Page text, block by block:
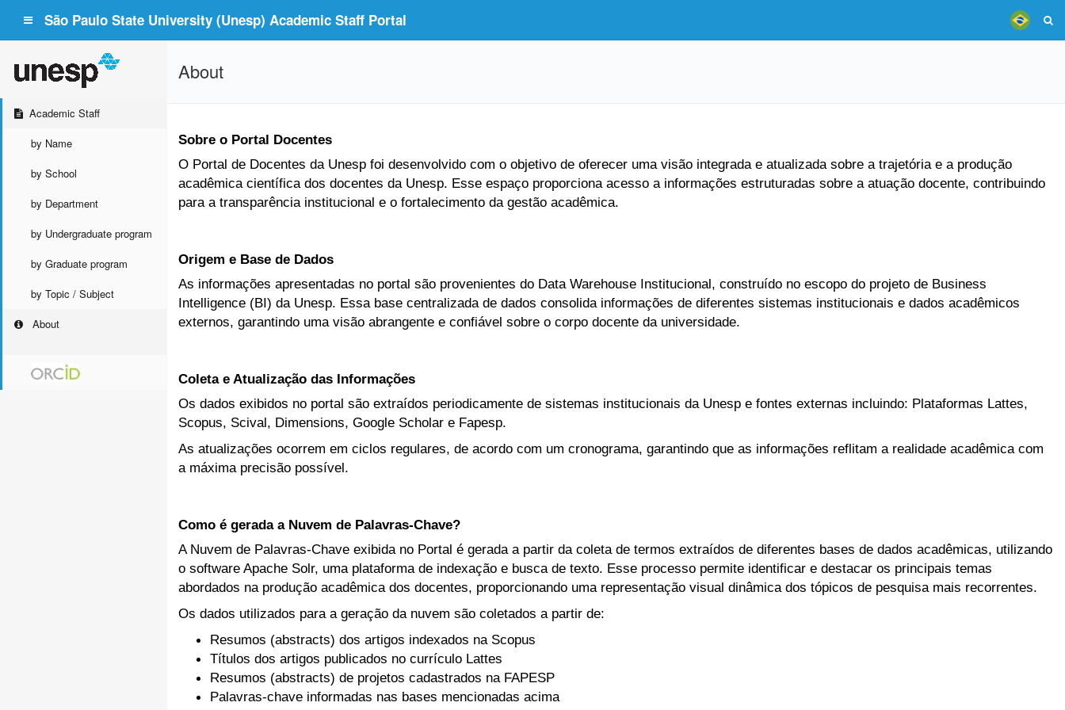
São Paulo State University (Unesp) Academic Staff Portal
Academic Staff
by Name
by School
by Department
by Undergraduate program
by Graduate program
by Topic / Subject
About
About
Sobre o Portal Docentes
O Portal de Docentes da Unesp foi desenvolvido com o objetivo de oferecer uma visão integrada e atualizada sobre a trajetória e a produção
acadêmica científica dos docentes da Unesp. Esse espaço proporciona acesso a informações estruturadas sobre a atuação docente, contribuindo
para a transparência institucional e o fortalecimento da gestão acadêmica.
Origem e Base de Dados
As informações apresentadas no portal são provenientes do Data Warehouse Institucional, construído no escopo do projeto de Business
Intelligence (BI) da Unesp. Essa base centralizada de dados consolida informações de diferentes sistemas institucionais e dados acadêmicos
externos, garantindo uma visão abrangente e confiável sobre o corpo docente da universidade.
Coleta e Atualização das Informações
Os dados exibidos no portal são extraídos periodicamente de sistemas institucionais da Unesp e fontes externas incluindo: Plataformas Lattes,
Scopus, Scival, Dimensions, Google Scholar e Fapesp.
As atualizações ocorrem em ciclos regulares, de acordo com um cronograma, garantindo que as informações reflitam a realidade acadêmica com
a máxima precisão possível.
Como é gerada a Nuvem de Palavras-Chave?
A Nuvem de Palavras-Chave exibida no Portal é gerada a partir da coleta de termos extraídos de diferentes bases de dados acadêmicas, utilizando
o software Apache Solr, uma plataforma de indexação e busca de texto. Esse processo permite identificar e destacar os principais temas
abordados na produção acadêmica dos docentes, proporcionando uma representação visual dinâmica dos tópicos de pesquisa mais recorrentes.
Os dados utilizados para a geração da nuvem são coletados a partir de:
Resumos (abstracts) dos artigos indexados na Scopus
Títulos dos artigos publicados no currículo Lattes
Resumos (abstracts) de projetos cadastrados na FAPESP
Palavras-chave informadas nas bases mencionadas acima